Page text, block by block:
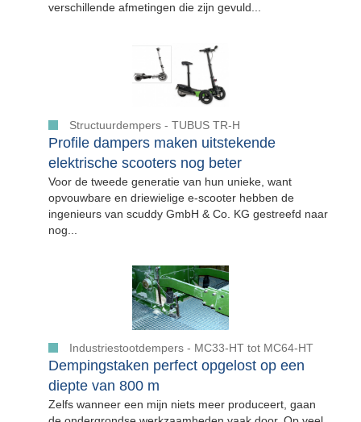
verschillende afmetingen die zijn gevuld...
Structuurdempers - TUBUS TR-H
Profile dampers maken uitstekende
elektrische scooters nog beter
Voor de tweede generatie van hun unieke, want
opvouwbare en driewielige e-scooter hebben de
ingenieurs van scuddy GmbH & Co. KG gestreefd naar
nog...
Industriestootdempers - MC33-HT tot MC64-HT
Dempingstaken perfect opgelost op een
diepte van 800 m
Zelfs wanneer een mijn niets meer produceert, gaan